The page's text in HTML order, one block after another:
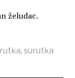
želudac.
, surutka